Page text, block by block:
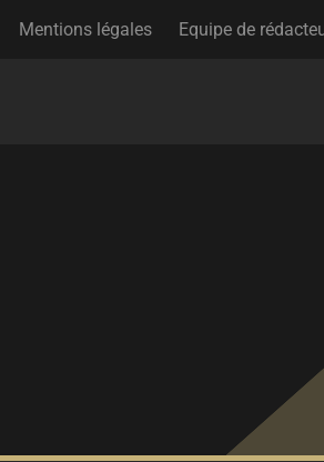
Mentions légales Equipe de